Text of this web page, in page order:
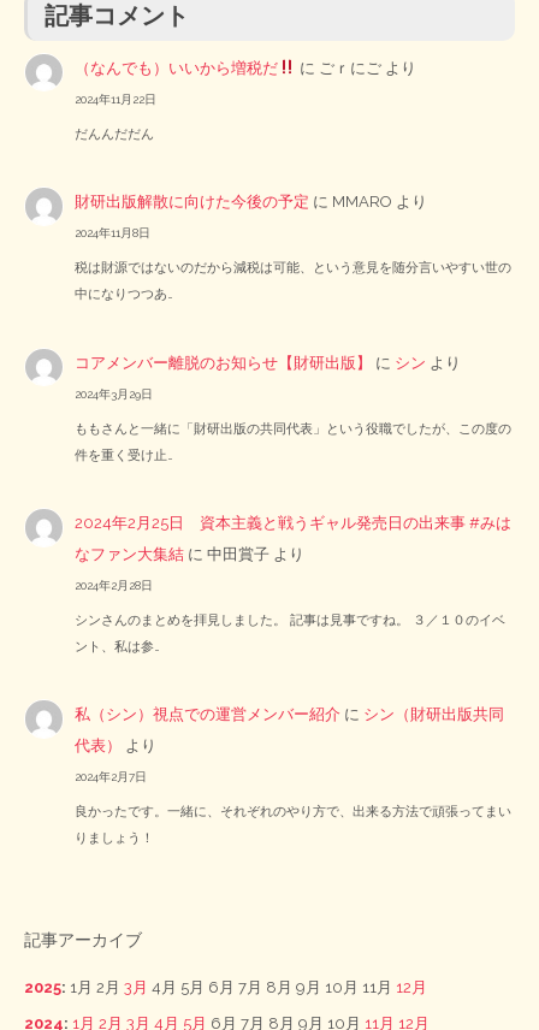
記事コメント
（なんでも）いいから増税だ に ごｒにご より
2024年11月22日
だんんだだん
財研出版解散に向けた今後の予定 に MMARO より
2024年11月8日
税は財源ではないのだから減税は可能、という意見を随分言いやすい世の
中になりつつあ…
コアメンバー離脱のお知らせ【財研出版】 に シン より
2024年3月29日
ももさんと一緒に「財研出版の共同代表」という役職でしたが、この度の
件を重く受け止…
2024年2月25日 資本主義と戦うギャル発売日の出来事 #みは
なファン大集結 に中田賞子 より
2024年2月28日
シンさんのまとめを拝見しました。 記事は見事ですね。 ３／１０のイベ
ント、私は参…
私（シン）視点での運営メンバー紹介 に シン（財研出版共同
代表）
より
2024年2月7日
良かったです。一緒に、それぞれのやり方で、出来る方法で頑張ってまい
りましょう！
記事アーカイブ
2025: 1月 2月 3月 4月 5月 6月 7月 8月 9月 10月 11月 12月
2024: 1月 2月 3月 4月 5月 6月 7月 8月 9月 10月 11月 12月